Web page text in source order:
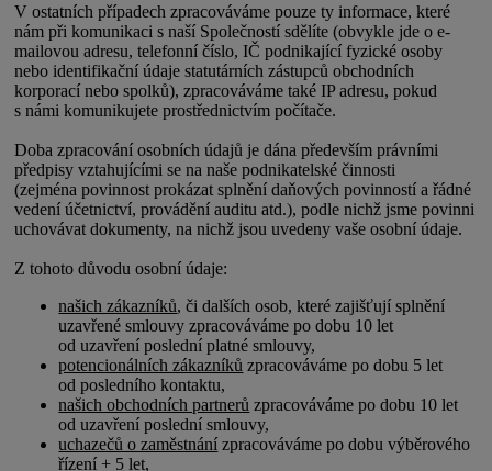
V ostatních případech zpracováváme pouze ty informace, které
nám při komunikaci s naší Společností sdělíte (obvykle jde o e-
mailovou adresu, telefonní číslo, IČ podnikající fyzické osoby
nebo identifikační údaje statutárních zástupců obchodních
korporací nebo spolků), zpracováváme také IP adresu, pokud
s námi komunikujete prostřednictvím počítače.
Doba zpracování osobních údajů je dána především právními
předpisy vztahujícími se na naše podnikatelské činnosti
(zejména povinnost prokázat splnění daňových povinností a řádné
vedení účetnictví, provádění auditu atd.), podle nichž jsme povinni
uchovávat dokumenty, na nichž jsou uvedeny vaše osobní údaje.
Z tohoto důvodu osobní údaje:
našich zákazníků, či dalších osob, které zajišťují splnění
uzavřené smlouvy zpracováváme po dobu 10 let
od uzavření poslední platné smlouvy,
potencionálních zákazníků zpracováváme po dobu 5 let
od posledního kontaktu,
našich obchodních partnerů zpracováváme po dobu 10 let
od uzavření poslední smlouvy,
uchazečů o zaměstnání zpracováváme po dobu výběrového
řízení + 5 let,